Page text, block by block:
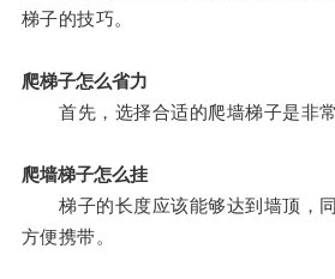
梯子的技巧。
爬梯子怎么省力
首先，选择合适的爬墙梯子是非常
爬墙梯子怎么挂
梯子的长度应该能够达到墙顶，同
方便携带。